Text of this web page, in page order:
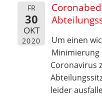
FR
30
OKT
2020
Um einen
Minimierung
Coronavirus
leider